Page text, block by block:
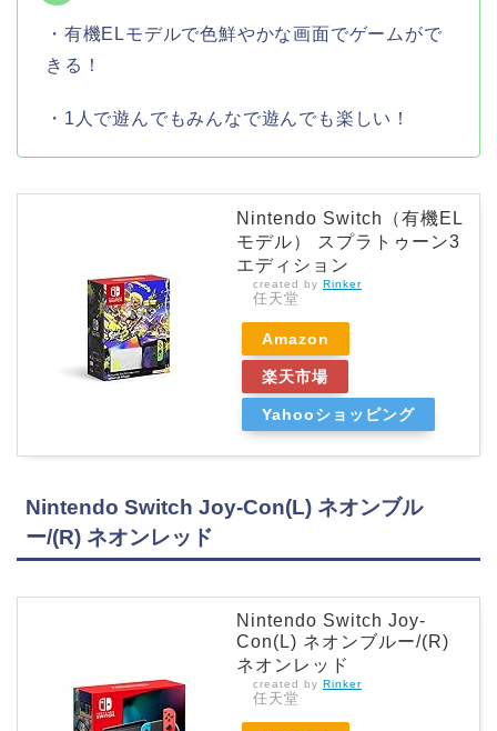
・有機ELモデルで色鮮やかな画面でゲームがで
きる！
・1人で遊んでもみんなで遊んでも楽しい！
Nintendo Switch（有機EL
モデル） スプラトゥーン3
エディション
created by Rinker
任天堂
Amazon
楽天市場
Yahooショッピング
Nintendo Switch Joy-Con(L) ネオンブル
ー/(R) ネオンレッド
Nintendo Switch Joy-
Con(L) ネオンブルー/(R)
ネオンレッド
created by Rinker
任天堂